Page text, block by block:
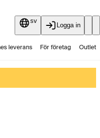
sv
Logga in
leverans För företag Outlet